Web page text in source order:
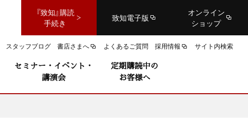
『致知』購読
手続き
致知電子版
オンライン
ショップ
スタッフブログ 書店さまへ よくあるご質問 採用情報 サイト内検索
セミナー・イベント・
講演会
定期購読中の
お客様へ